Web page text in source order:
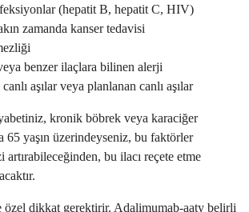
(hepatit B, hepatit C, HIV)
zamanda kanser tedavisi
benzer ilaçlara bilinen alerji
aşılar veya planlanan canlı aşılar
kronik böbrek veya karaciğer
65 yaşın üzerindeyseniz, bu faktörler
bu ilacı reçete etme
dikkat gerektirir. Adalimumab-aaty belirli